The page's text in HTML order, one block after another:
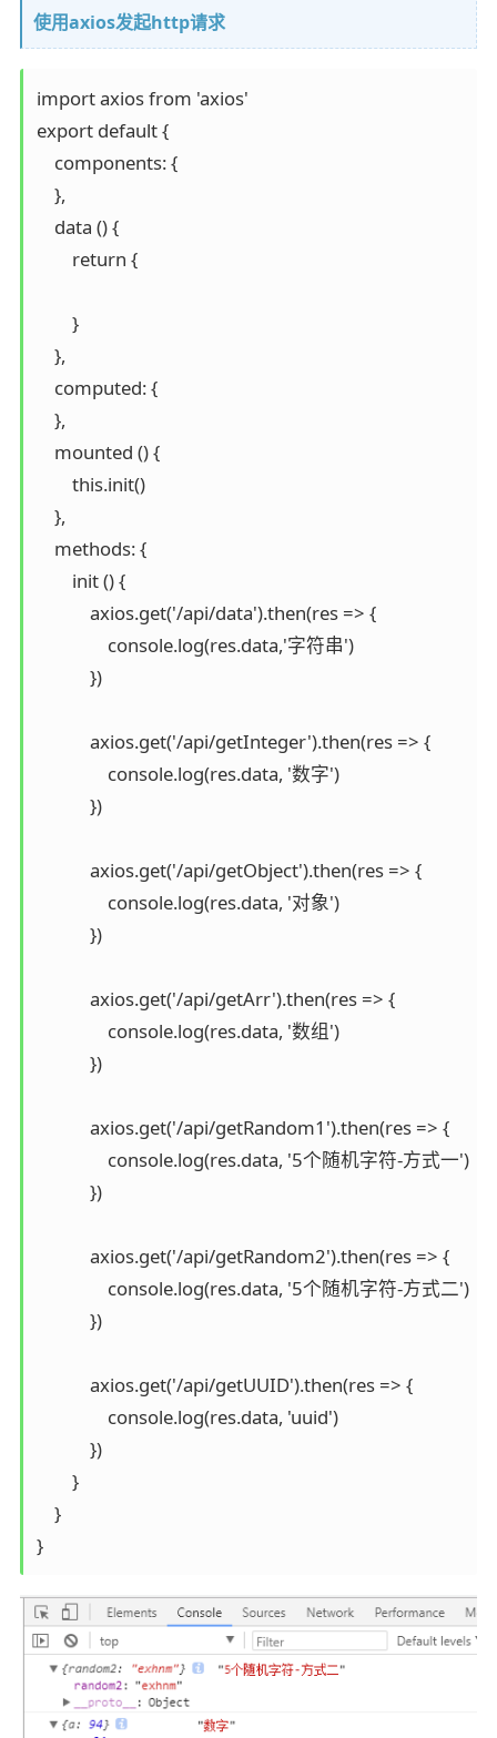
使用axios发起http请求
import axios from 'axios'
export default {
    components: {
    },
    data () {
        return {
        }
    },
    computed: {
    },
    mounted () {
        this.init()
    },
    methods: {
        init () {
            axios.get('/api/data').then(res => {
                console.log(res.data,'字符串')
            })
            axios.get('/api/getInteger').then(res => {
                console.log(res.data, '数字')
            })
            axios.get('/api/getObject').then(res => {
                console.log(res.data, '对象')
            })
            axios.get('/api/getArr').then(res => {
                console.log(res.data, '数组')
            })
            axios.get('/api/getRandom1').then(res => {
                console.log(res.data, '5个随机字符-方式一')
            })
            axios.get('/api/getRandom2').then(res => {
                console.log(res.data, '5个随机字符-方式二')
            })
            axios.get('/api/getUUID').then(res => {
                console.log(res.data, 'uuid')
            })
        }
    }
}